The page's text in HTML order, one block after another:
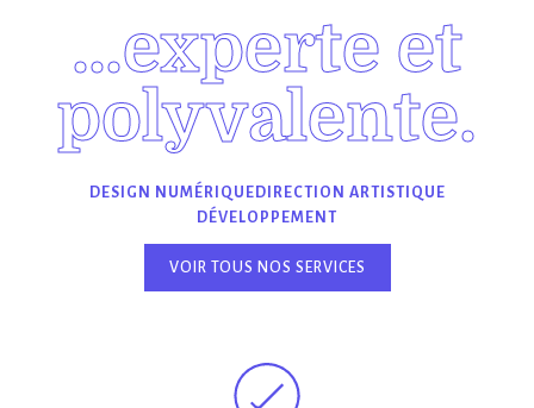
…experte et
polyvalente.
DESIGN NUMÉRIQUE DIRECTION ARTISTIQUE
DÉVELOPPEMENT
VOIR TOUS NOS SERVICES